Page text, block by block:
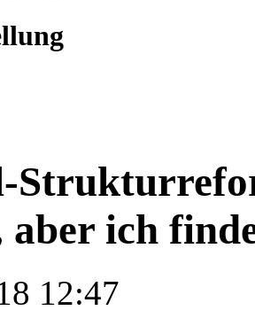
aber ich
12:47